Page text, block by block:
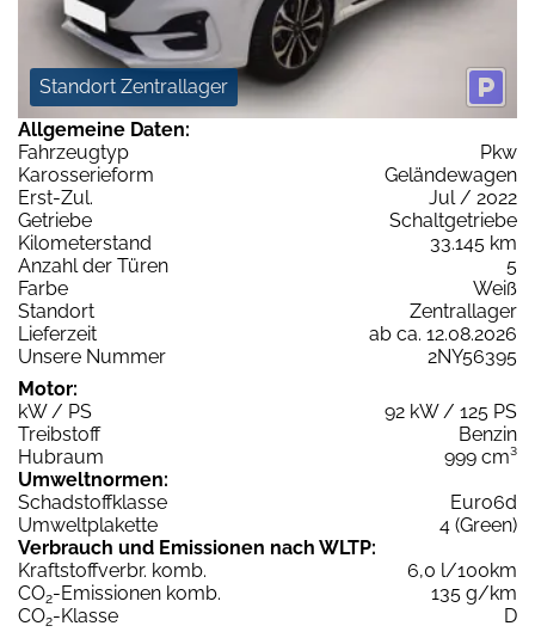
Standort Zentrallager
Allgemeine Daten:
Fahrzeugtyp
Pkw
Karosserieform
Geländewagen
Erst-Zul.
Jul / 2022
Getriebe
Schaltgetriebe
Kilometerstand
33.145 km
Anzahl der Türen
5
Farbe
Weiß
Standort
Zentrallager
Lieferzeit
ab ca. 12.08.2026
Unsere Nummer
2NY56395
Motor:
kW / PS
92 kW / 125 PS
Treibstoff
Benzin
Hubraum
999 cm³
Umweltnormen:
Schadstoffklasse
Euro6d
Umweltplakette
4 (Green)
Verbrauch und Emissionen nach WLTP:
Kraftstoffverbr. komb.
6,0 l/100km
CO2-Emissionen komb.
135 g/km
CO2-Klasse
D